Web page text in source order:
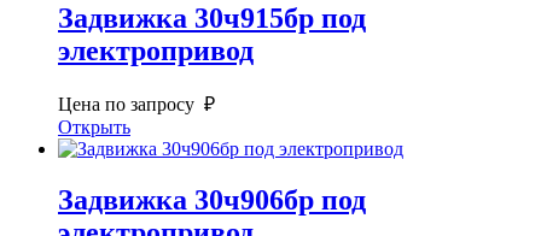
Задвижка 30ч915бр под
электропривод
Цена по запросу ₽
Открыть
Задвижка 30ч906бр под